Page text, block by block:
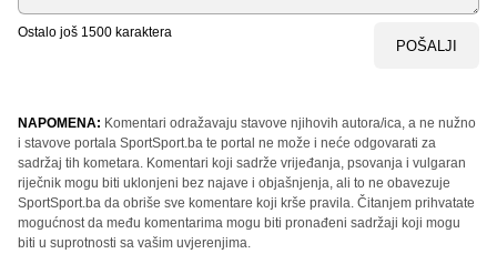
Ostalo još 1500 karaktera
POŠALJI
NAPOMENA: Komentari odražavaju stavove njihovih autora/ica, a ne nužno
i stavove portala SportSport.ba te portal ne može i neće odgovarati za
sadržaj tih kometara. Komentari koji sadrže vrijeđanja, psovanja i vulgaran
riječnik mogu biti uklonjeni bez najave i objašnjenja, ali to ne obavezuje
SportSport.ba da obriše sve komentare koji krše pravila. Čitanjem prihvatate
mogućnost da među komentarima mogu biti pronađeni sadržaji koji mogu
biti u suprotnosti sa vašim uvjerenjima.